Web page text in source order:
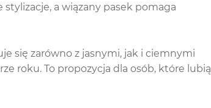
a wiązany pasek pomaga
się zarówno z jasnymi, jak i ciemnymi
roku. To propozycja dla osób, które lubią